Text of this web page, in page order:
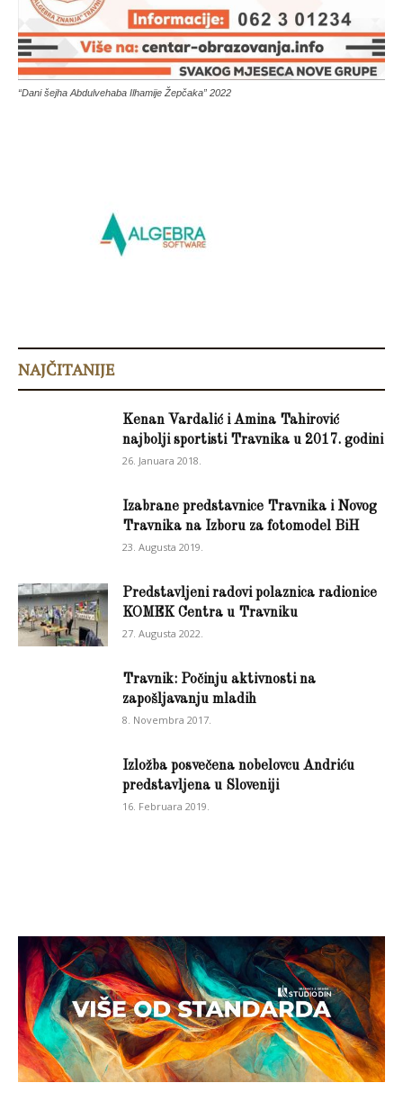
“Dani šejha Abdulvehaba Ilhamije Žepčaka” 2022
NAJČITANIJE
Kenan Vardalić i Amina Tahirović
najbolji sportisti Travnika u 2017. godini
26. Januara 2018.
Izabrane predstavnice Travnika i Novog
Travnika na Izboru za fotomodel BiH
23. Augusta 2019.
Predstavljeni radovi polaznica radionice
KOMEK Centra u Travniku
27. Augusta 2022.
Travnik: Počinju aktivnosti na
zapošljavanju mladih
8. Novembra 2017.
Izložba posvečena nobelovcu Andriću
predstavljena u Sloveniji
16. Februara 2019.